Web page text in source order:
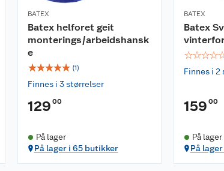
BATEX
Batex helforet geit
monterings/arbeidshansk
e
☆☆☆☆☆ (1)
Finnes i 3 størrelser
129 00
På lager
På lager i 65 butikker
BATEX
Batex
☆☆☆☆
Finnes i 2
159 00
På lager
På